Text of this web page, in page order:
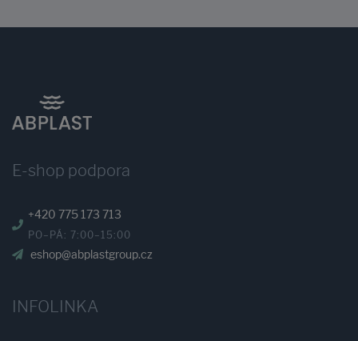
E-shop podpora
+420 775 173 713
PO–PÁ: 7:00–15:00
eshop@abplastgroup.cz
INFOLINKA